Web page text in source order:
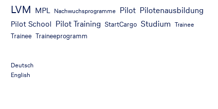
LVM MPL Nachwuchsprogramme Pilot Pilotenausbildung
Pilot School Pilot Training StartCargo Studium Trainee
Trainee Traineeprogramm
Deutsch
English